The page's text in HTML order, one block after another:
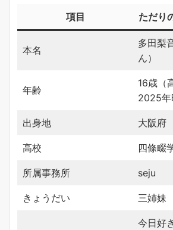
項目 ただり
本名
多田梨
ん）
年齢
16歳（
2025年
出身地 大阪府
高校 四條畷
所属事務所 seju
きょうだい 三姉妹
今日好